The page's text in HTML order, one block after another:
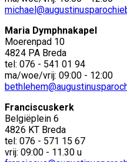
Maria Dymphnakapel
Moerenpad 10
4824 PA Breda
tel: 076 - 541 01 94
ma/woe/vrij: 09:00 - 12:00
Franciscuskerk
Belgiëplein 6
4826 KT Breda
tel: 076 - 571 15 67
vrij: 09:00 - 11.30 u